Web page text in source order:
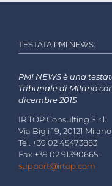
TESTATA PMI NEWS:
PMI NEWS è una
Tribunale di Milano
dicembre 2015
IR TOP Consulting S.r.l.
Via Bigli 19, 20121 Milano
Tel. +39 02 45473883
Fax +39 02 91390665 -
support@irtop.com